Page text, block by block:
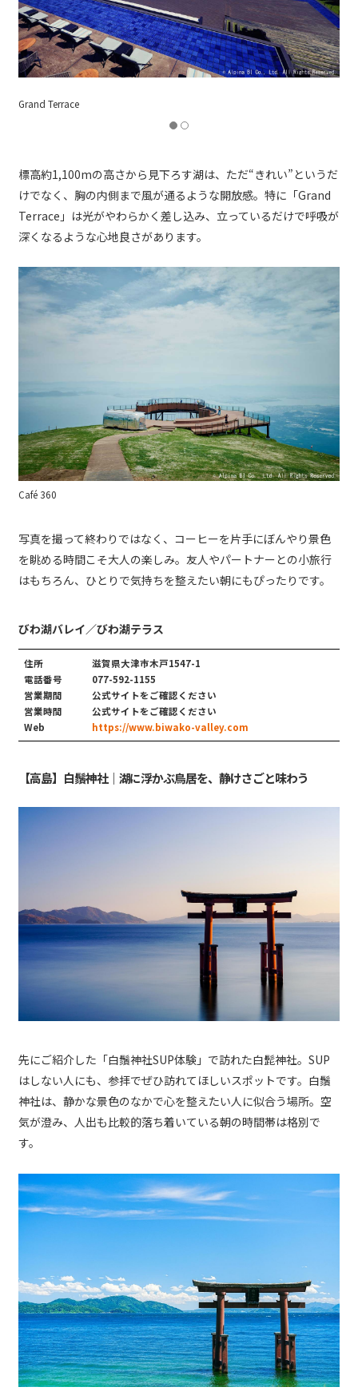
Grand Terrace
標高約1,100mの高さから見下ろす湖は、ただ“きれい”というだ
けでなく、胸の内側まで風が通るような開放感。特に「Grand
Terrace」は光がやわらかく差し込み、立っているだけで呼吸が
深くなるような心地良さがあります。
Café 360
写真を撮って終わりではなく、コーヒーを片手にぼんやり景色
を眺める時間こそ大人の楽しみ。友人やパートナーとの小旅行
はもちろん、ひとりで気持ちを整えたい朝にもぴったりです。
びわ湖バレイ／びわ湖テラス
住所
滋賀県大津市木戸1547-1
電話番号
077-592-1155
営業期間
公式サイトをご確認ください
営業時間
公式サイトをご確認ください
Web
https://www.biwako-valley.com
【高島】白鬚神社｜湖に浮かぶ鳥居を、静けさごと味わう
先にご紹介した「白鬚神社SUP体験」で訪れた白髭神社。SUP
はしない人にも、参拝でぜひ訪れてほしいスポットです。白鬚
神社は、静かな景色のなかで心を整えたい人に似合う場所。空
気が澄み、人出も比較的落ち着いている朝の時間帯は格別で
す。